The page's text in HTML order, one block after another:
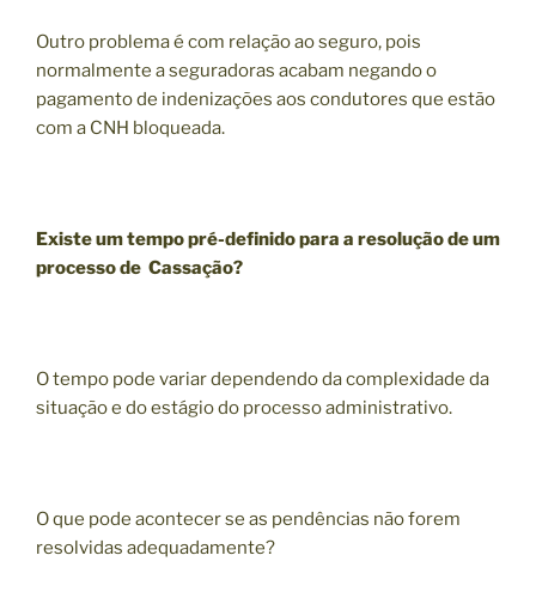
Outro problema é com relação ao seguro, pois
normalmente a seguradoras acabam negando o
pagamento de indenizações aos condutores que estão
com a CNH bloqueada.
Existe um tempo pré-definido para a resolução de um
processo de Cassação?
O tempo pode variar dependendo da complexidade da
situação e do estágio do processo administrativo.
O que pode acontecer se as pendências não forem
resolvidas adequadamente?